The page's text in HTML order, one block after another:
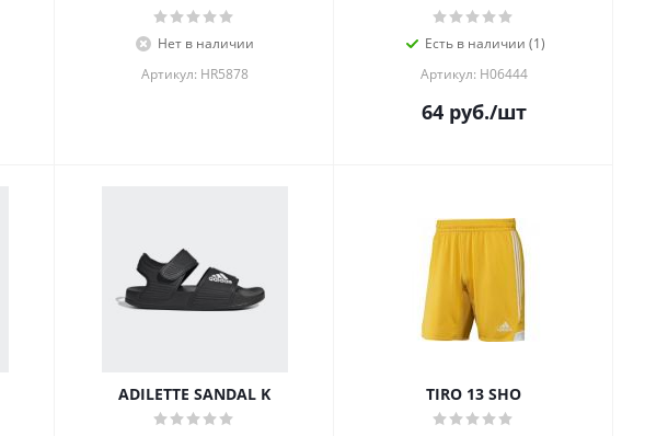
Нет в наличии
Артикул: HR5878
Есть в наличии (1)
Артикул: H06444
64руб./шт
ADILETTE SANDAL K TIRO 13 SHO